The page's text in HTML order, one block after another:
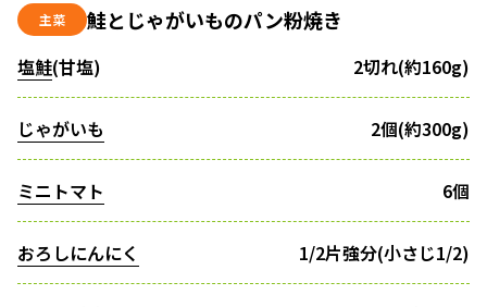
主菜 鮭とじゃがいものパン粉焼き
塩鮭(甘塩) 2切れ(約160g)
じゃがいも 2個(約300g)
ミニトマト 6個
おろしにんにく 1/2片強分(小さじ1/2)